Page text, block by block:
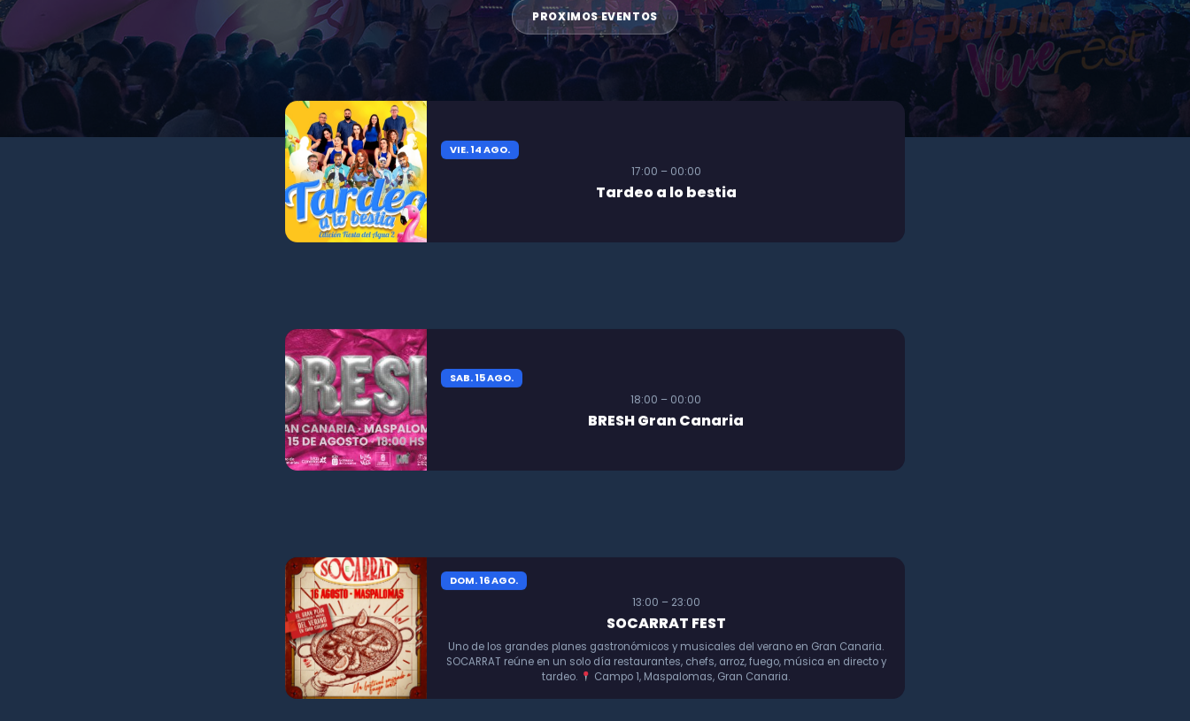
PROXIMOS EVENTOS
VIE. 14 AGO.
17:00 – 00:00
Tardeo a lo bestia
SAB. 15 AGO.
18:00 – 00:00
BRESH Gran Canaria
DOM. 16 AGO.
13:00 – 23:00
SOCARRAT FEST
Uno de los grandes planes gastronómicos y musicales del verano en Gran Canaria.
SOCARRAT reúne en un solo día restaurantes, chefs, arroz, fuego, música en directo y
tardeo.
Campo 1, Maspalomas, Gran Canaria.